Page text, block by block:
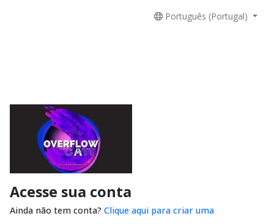
Português (Portugal)
Acesse sua conta
Ainda não tem conta? Clique aqui para criar uma